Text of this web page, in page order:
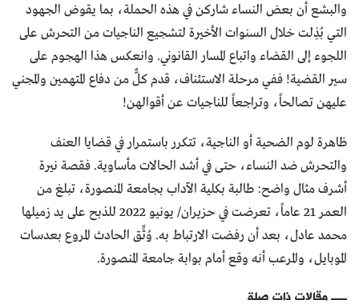
والبشع أن بعض النساء شاركن في هذه الحملة، بما يقوض الجهود
التي بُذِلت خلال السنوات الأخيرة لتشجيع الناجيات من التحرش على
اللجوء إلى القضاء واتباع المسار القانوني. وانعكس هذا الهجوم على
سير القضية! ففي مرحلة الاستئناف، قدم كلٌّ من دفاع المتهمين والمجني
عليهن تصالحاً، وتراجعاً للناجيات عن أقوالهن!
ظاهرة لوم الضحية أو الناجية، تتكرر باستمرار في قضايا العنف
والتحرش ضد النساء، حتى في أشد الحالات مأساوية. فقصة نيرة
أشرف مثال واضح: طالبة بكلية الآداب بجامعة المنصورة، تبلغ من
العمر 21 عاماً، تعرضت في حزيران/ يونيو 2022 للذبح على يد زميلها
محمد عادل، بعد أن رفضت الارتباط به. وُثِّق الحادث المروع بعدسات
الموبايل، والمرعب أنه وقع أمام بوابة جامعة المنصورة.
مقالات ذات صلة